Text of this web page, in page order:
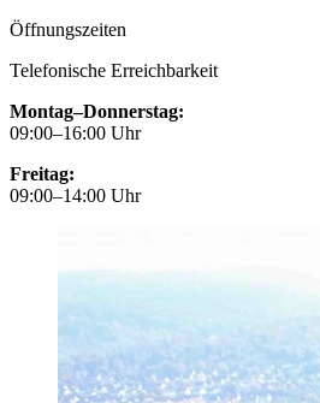
Öffnungszeiten
Telefonische Erreichbarkeit
Montag–Donnerstag:
09:00–16:00 Uhr
Freitag:
09:00–14:00 Uhr